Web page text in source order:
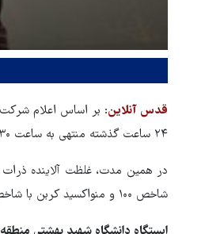
قدس آنلاین
۲۴ ساعت گذشته منتهی به ساعت ۸:۳۰ امروز بر روی شاخص ۱۶۴ در شرایط ناسالم برای همه گروه ها بود.
شاخص ۱۰۰ و منواکسید کربن با شاخص ۴۷ بوده است.